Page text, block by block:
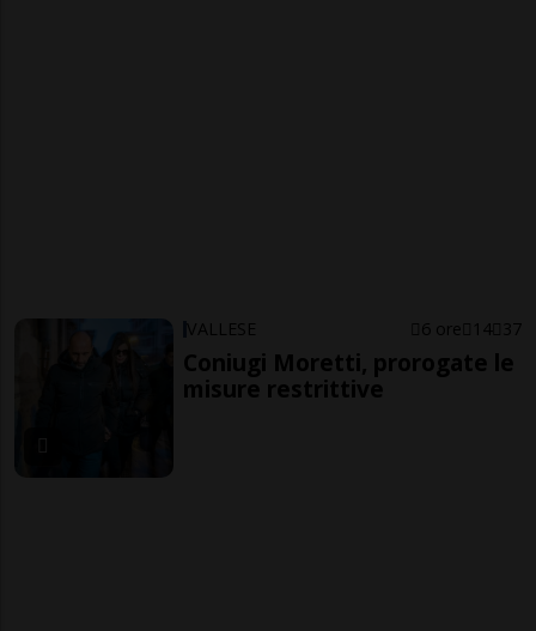
VALLESE 6 ore 14 37
Coniugi Moretti, prorogate le
misure restrittive